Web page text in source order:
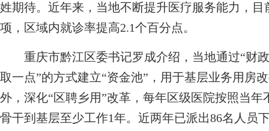
姓期待。近年来，当地不断提升医疗服务能力，
项，区域内就诊率提高2.1个百分点。
重庆市黔江区委书记罗成介绍，当地通过“财
取一点”的方式建立“资金池”，用于基层业务用房
外，深化“区聘乡用”改革，每年区级医院按照当
骨干到基层至少工作1年。近两年已派出86名人员